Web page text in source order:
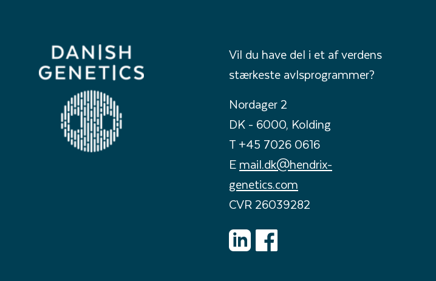
Vil du have del i et af verdens
stærkeste avlsprogrammer?
Nordager 2
DK - 6000, Kolding
T +45 7026 0616
Email.dk@hendrix-
genetics.com
CVR 26039282